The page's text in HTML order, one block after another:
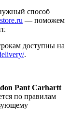
способ
— поможем
доступны на
.
Pant Carhartt
по правилам